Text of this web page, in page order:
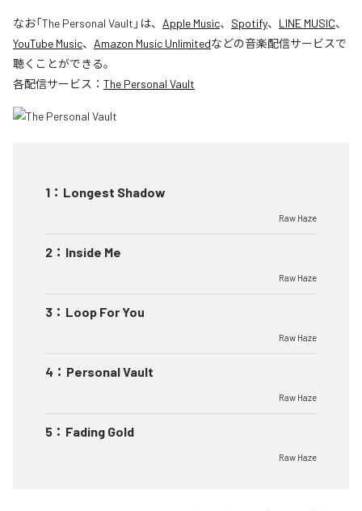
なお「The Personal Vault 」は、 Apple Music、 Spotify、 LINE MUSIC、
YouTube Music、 Amazon Music Unlimitedなどの音楽配信サービスで
聴くことができる。
各配信サービス： The Personal Vault
1 ： Longest Shadow
Raw Haze
2 ： Inside Me
Raw Haze
3 ： Loop For You
Raw Haze
4 ： Personal Vault
Raw Haze
5 ： Fading Gold
Raw Haze